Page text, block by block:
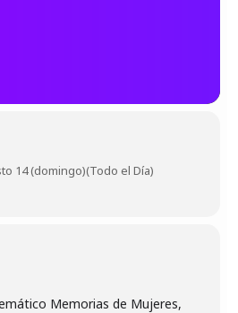
14 (domingo)(Todo el Día)
Memorias de Mujeres,